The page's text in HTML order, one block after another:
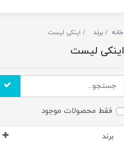
خانه برند اینکی لیست
اینکی لیست
فقط محصولات موجود
برند